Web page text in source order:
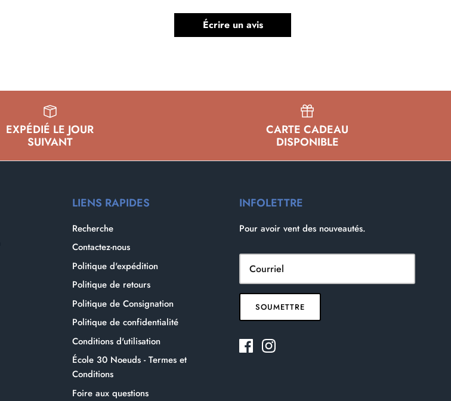
Écrire un avis
EXPÉDIÉ LE JOUR
SUIVANT
CARTE CADEAU
DISPONIBLE
LIENS RAPIDES
Recherche
Contactez-nous
Politique d'expédition
Politique de retours
Politique de Consignation
Politique de confidentialité
Conditions d'utilisation
École 30 Noeuds - Termes et
Conditions
Foire aux questions
INFOLETTRE
Pour avoir vent des nouveautés.
SOUMETTRE